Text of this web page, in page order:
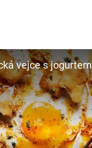
vejce s jogurtem